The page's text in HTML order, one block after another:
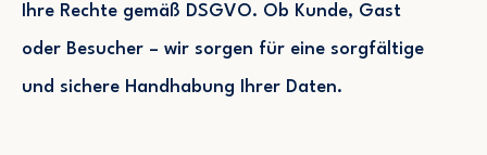
Ihre Rechte gemäß DSGVO. Ob Kunde, Gast
oder Besucher – wir sorgen für eine sorgfältige
und sichere Handhabung Ihrer Daten.